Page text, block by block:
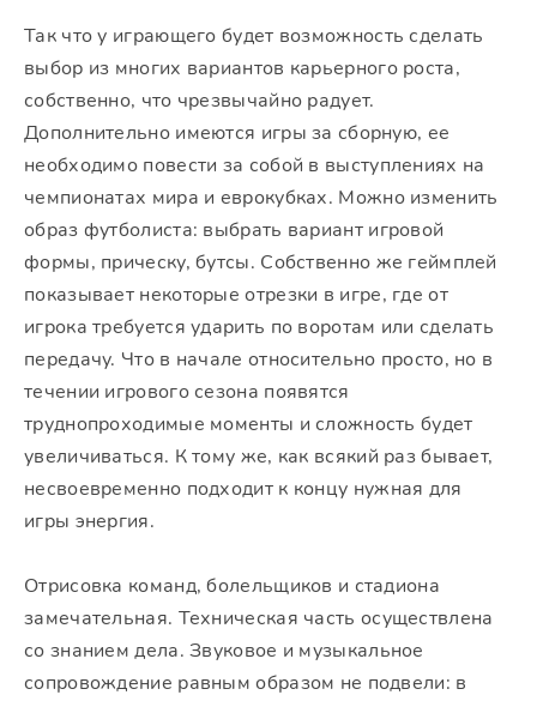
Так что у играющего будет возможность сделать
выбор из многих вариантов карьерного роста,
собственно, что чрезвычайно радует.
Дополнительно имеются игры за сборную, ее
необходимо повести за собой в выступлениях на
чемпионатах мира и еврокубках. Можно изменить
образ футболиста: выбрать вариант игровой
формы, прическу, бутсы. Собственно же геймплей
показывает некоторые отрезки в игре, где от
игрока требуется ударить по воротам или сделать
передачу. Что в начале относительно просто, но в
течении игрового сезона появятся
труднопроходимые моменты и сложность будет
увеличиваться. К тому же, как всякий раз бывает,
несвоевременно подходит к концу нужная для
игры энергия.
Отрисовка команд, болельщиков и стадиона
замечательная. Техническая часть осуществлена
со знанием дела. Звуковое и музыкальное
сопровождение равным образом не подвели: в